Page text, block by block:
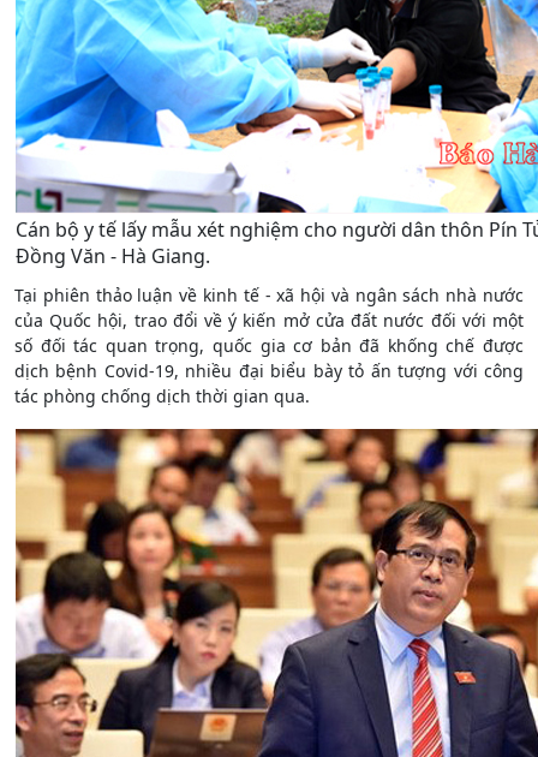
Cán bộ y tế lấy mẫu xét nghiệm cho người dân thôn Pín
Đồng Văn - Hà Giang.
Tại phiên thảo luận về kinh tế - xã hội và ngân sách nhà nước
của Quốc hội, trao đổi về ý kiến mở cửa đất nước đối với một
số đối tác quan trọng, quốc gia cơ bản đã khống chế được
dịch bệnh Covid-19, nhiều đại biểu bày tỏ ấn tượng với công
tác phòng chống dịch thời gian qua.